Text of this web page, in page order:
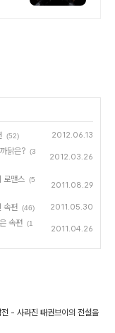
(52) 2012.06.13
닭은? (3
2012.03.26
로맨스 (5
2011.08.29
속편 (46) 2011.05.30
속편 (1
2011.04.26
- 사라진 태권브이의 전설을